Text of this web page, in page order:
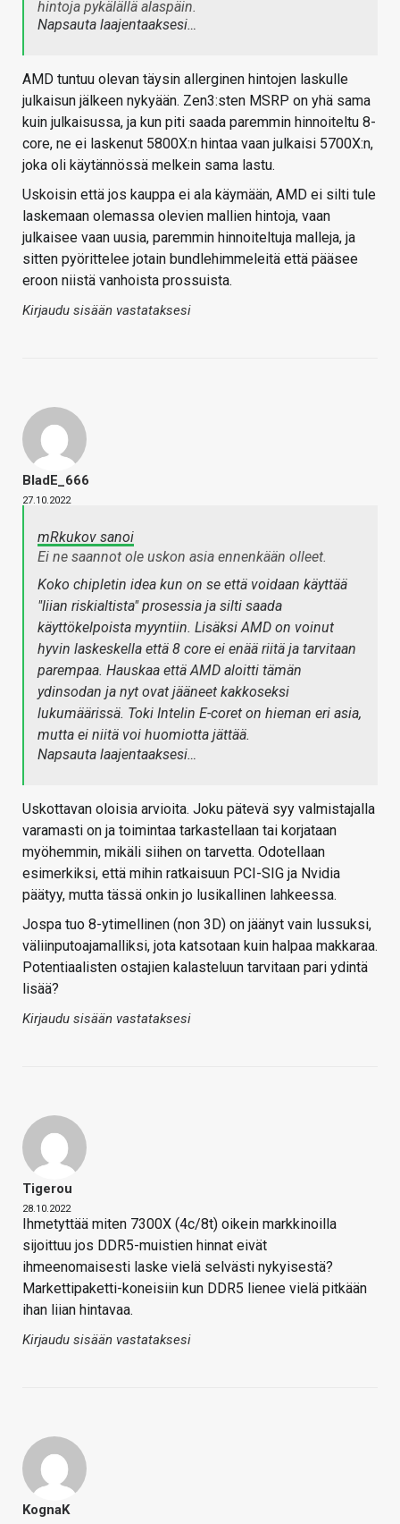
hintoja pykälällä alaspäin.
Napsauta laajentaaksesi…
AMD tuntuu olevan täysin allerginen hintojen laskulle
julkaisun jälkeen nykyään. Zen3:sten MSRP on yhä sama
kuin julkaisussa, ja kun piti saada paremmin hinnoiteltu 8-
core, ne ei laskenut 5800X:n hintaa vaan julkaisi 5700X:n,
joka oli käytännössä melkein sama lastu.
Uskoisin että jos kauppa ei ala käymään, AMD ei silti tule
laskemaan olemassa olevien mallien hintoja, vaan
julkaisee vaan uusia, paremmin hinnoiteltuja malleja, ja
sitten pyörittelee jotain bundlehimmeleitä että pääsee
eroon niistä vanhoista prossuista.
Kirjaudu sisään vastataksesi
BladE_666
27.10.2022
mRkukov sanoi
Ei ne saannot ole uskon asia ennenkään olleet.
Koko chipletin idea kun on se että voidaan käyttää
"liian riskialtista" prosessia ja silti saada
käyttökelpoista myyntiin. Lisäksi AMD on voinut
hyvin laskeskella että 8 core ei enää riitä ja tarvitaan
parempaa. Hauskaa että AMD aloitti tämän
ydinsodan ja nyt ovat jääneet kakkoseksi
lukumäärissä. Toki Intelin E-coret on hieman eri asia,
mutta ei niitä voi huomiotta jättää.
Napsauta laajentaaksesi…
Uskottavan oloisia arvioita. Joku pätevä syy valmistajalla
varamasti on ja toimintaa tarkastellaan tai korjataan
myöhemmin, mikäli siihen on tarvetta. Odotellaan
esimerkiksi, että mihin ratkaisuun PCI-SIG ja Nvidia
päätyy, mutta tässä onkin jo lusikallinen lahkeessa.
Jospa tuo 8-ytimellinen (non 3D) on jäänyt vain lussuksi,
väliinputoajamalliksi, jota katsotaan kuin halpaa makkaraa.
Potentiaalisten ostajien kalasteluun tarvitaan pari ydintä
lisää?
Kirjaudu sisään vastataksesi
Tigerou
28.10.2022
Ihmetyttää miten 7300X (4c/8t) oikein markkinoilla
sijoittuu jos DDR5-muistien hinnat eivät
ihmeenomaisesti laske vielä selvästi nykyisestä?
Markettipaketti-koneisiin kun DDR5 lienee vielä pitkään
ihan liian hintavaa.
Kirjaudu sisään vastataksesi
KognaK